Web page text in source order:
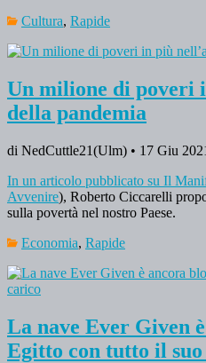
Cultura, Rapide
Un milione di poveri
della pandemia
di NedCuttle21(Ulm) • 17 Giu
In un articolo pubblicato su Il
Avvenire), Roberto Ciccarelli
sulla povertà nel nostro Paese.
Economia, Rapide
La nave Ever Given
Egitto con tutto il